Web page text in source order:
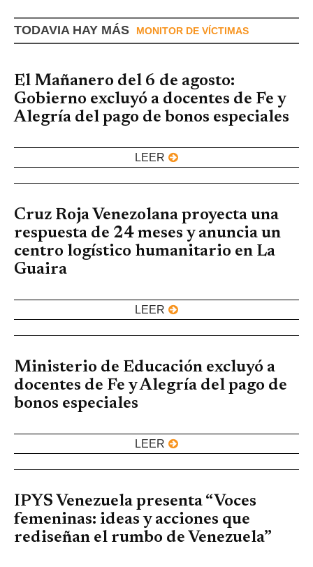
TODAVIA HAY MÁS MONITOR DE VÍCTIMAS
El Mañanero del 6 de agosto:
Gobierno excluyó a docentes de Fe y
Alegría del pago de bonos especiales
LEER
Cruz Roja Venezolana proyecta una
respuesta de 24 meses y anuncia un
centro logístico humanitario en La
Guaira
LEER
Ministerio de Educación excluyó a
docentes de Fe y Alegría del pago de
bonos especiales
LEER
IPYS Venezuela presenta “Voces
femeninas: ideas y acciones que
rediseñan el rumbo de Venezuela”